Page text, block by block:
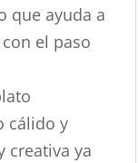
que ayuda a
el paso
cálido y
creativa ya